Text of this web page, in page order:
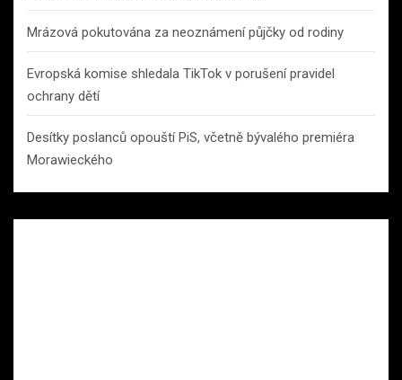
Mrázová pokutována za neoznámení půjčky od rodiny
Evropská komise shledala TikTok v porušení pravidel
ochrany dětí
Desítky poslanců opouští PiS, včetně bývalého premiéra
Morawieckého